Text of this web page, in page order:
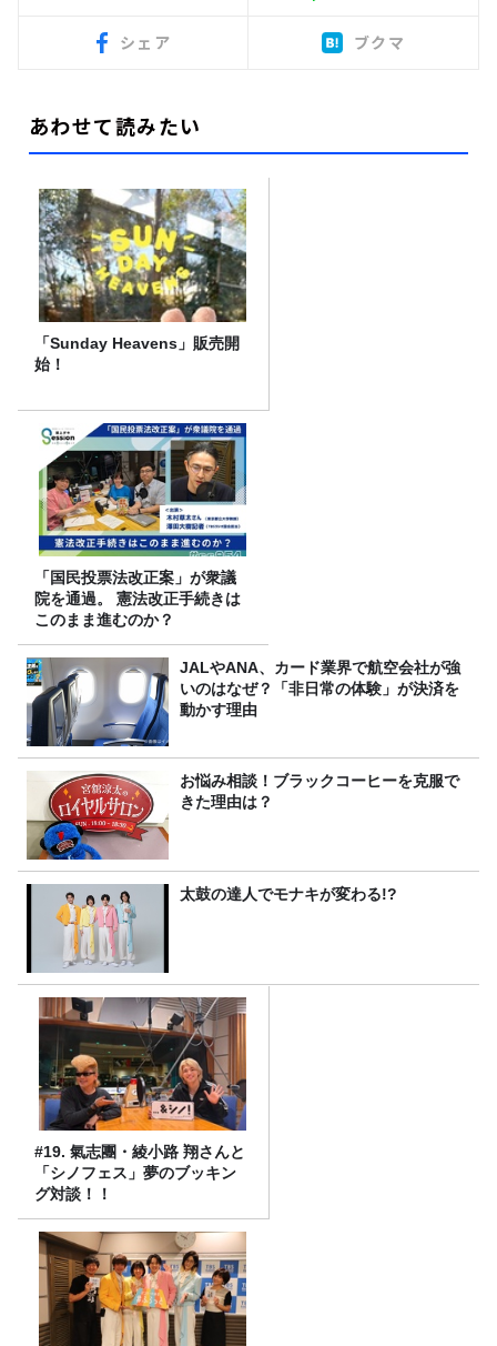
シェア ブクマ
あわせて読みたい
「Sunday Heavens」販売開
始！
「国民投票法改正案」が衆議
院を通過。 憲法改正手続きは
このまま進むのか？
JALやANA、カード業界で航空会社が強
いのはなぜ？「非日常の体験」が決済を
動かす理由
お悩み相談！ブラックコーヒーを克服で
きた理由は？
太鼓の達人でモナキが変わる!?
#19. 氣志團・綾小路 翔さんと
「シノフェス」夢のブッキン
グ対談！！